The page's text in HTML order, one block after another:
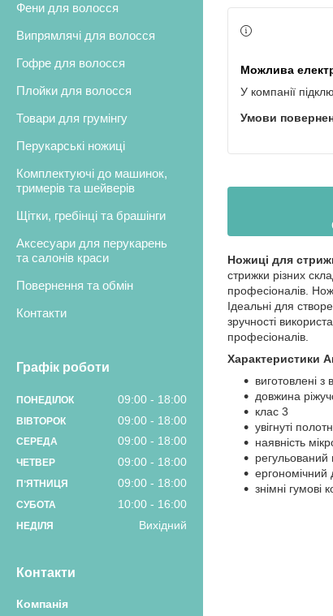
Фени для волосся
Випрямлячі для волосся
Гофре для волосся
Плойки для волосся
Товари для грумінгу
Перукарські ножиці
Комплектуючі до машинок,
тримерів та шейверів
Щітки, гребінці та брашінги
Аксесуари для перукарень
та салонів краси
Повернення та обмін
Контакти
Графік роботи
ПОНЕДІЛОК 09:00 18:00
ВІВТОРОК 09:00 18:00
СЕРЕДА 09:00 18:00
ЧЕТВЕР 09:00 18:00
ПʼЯТНИЦЯ 09:00 18:00
СУБОТА 10:00 16:00
НЕДІЛЯ Вихідний
Контакти
У компанії
Ножиці для
стрижки різних
професіоналів.
Ідеальні для
зручності
професіоналів.
Характеристики
виготовлені з
довжина
клас 3
увігнуті
наявність
регульований
ергономічний
знімні гумові